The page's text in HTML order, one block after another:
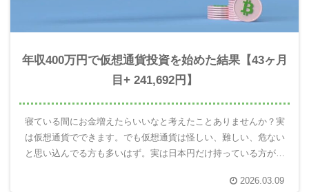
年収400万円で仮想通貨投資を始めた結果【43ヶ月
目+ 241,692円】
寝ている間にお金増えたらいいなと考えたことありませんか？実
は仮想通貨でできます。でも仮想通貨は怪しい、難しい、危ない
と思い込んでる方も多いはず。実は日本円だけ持っている方がと
来のお金を増える分散投資が重要。実際にやってみてわかったこ
2026.03.09